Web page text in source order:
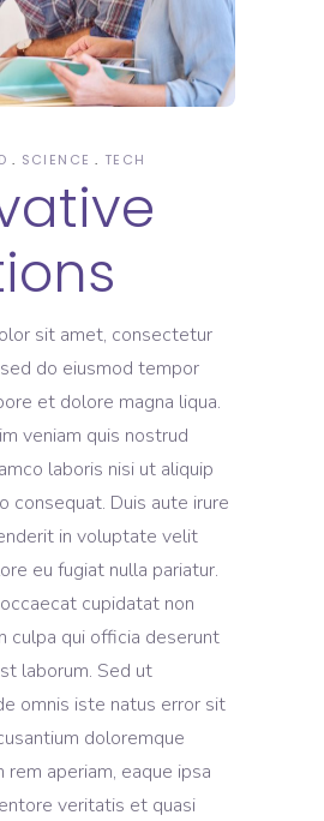
SCIENCE TECH
sit amet, consectetur
do eiusmod tempor
et dolore magna liqua.
veniam quis nostrud
laboris nisi ut aliquip
consequat. Duis aute irure
in voluptate velit
eu fugiat nulla pariatur.
cupidatat non
culpa qui officia deserunt
laborum. Sed ut
omnis iste natus error sit
doloremque
aperiam, eaque ipsa
veritatis et quasi